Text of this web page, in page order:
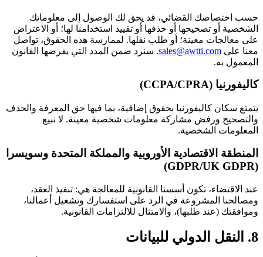
حسب اختصاصك القضائي، قد يحق لك الوصول إلى معلوماتك
الشخصية أو تصحيحها أو حذفها أو تقييد استخدامنا لها؛ أو الاعتراض
على معالجات معينة؛ أو طلب نقلها. لممارسة هذه الحقوق، تواصل
معنا على sales@awtti.com. سنرد ضمن المدد التي يفرضها القانون
المعمول به.
كاليفورنيا (CCPA/CPRA)
يتمتع سكان كاليفورنيا بحقوق إضافية، بما فيها حق المعرفة والحذف
والتصحيح ورفض مشاركة معلومات شخصية معينة. لا نبيع
المعلومات الشخصية.
المنطقة الاقتصادية الأوروبية والمملكة المتحدة وسويسرا
(GDPR/UK GDPR)
عند الاقتضاء، تكون أسسنا القانونية للمعالجة هي: تنفيذ العقد،
ومصالحنا المشروعة في الرد على استفسارك وتشغيل أعمالنا،
وموافقتك (عند طلبها)، والامتثال للالتزامات القانونية.
8. النقل الدولي للبيانات